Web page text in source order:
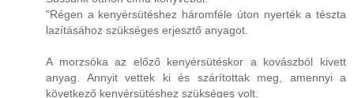
"Régen a kenyérsütéshez háromféle úton nyerték a tészta
lazításához szükséges erjesztő anyagot.
A morzsóka az előző kenyérsütéskor a kovászból kivett
anyag. Annyit vettek ki és szárítottak meg, amennyi a
következő kenyérsütéshez szükséges volt.